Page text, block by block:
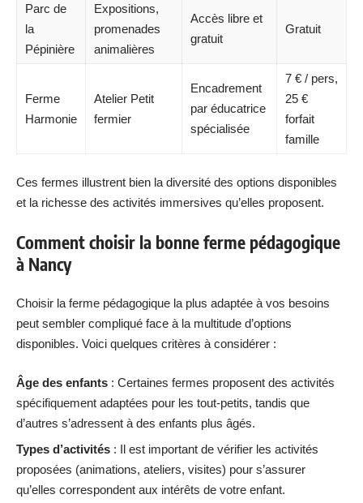
Parc de
la
Pépinière
Expositions,
promenades
animalières
Accès libre et
gratuit
Gratuit
Ferme
Harmonie
Atelier Petit
fermier
Encadrement
par éducatrice
spécialisée
7 € / pers,
25 €
forfait
famille
Ces fermes illustrent bien la diversité des options disponibles
et la richesse des activités immersives qu’elles proposent.
Comment choisir la bonne ferme pédagogique
à Nancy
Choisir la ferme pédagogique la plus adaptée à vos besoins
peut sembler compliqué face à la multitude d’options
disponibles. Voici quelques critères à considérer :
Âge des enfants : Certaines fermes proposent des activités
spécifiquement adaptées pour les tout-petits, tandis que
d’autres s’adressent à des enfants plus âgés.
Types d’activités : Il est important de vérifier les activités
proposées (animations, ateliers, visites) pour s’assurer
qu’elles correspondent aux intérêts de votre enfant.